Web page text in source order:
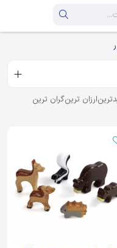
ارزان ترینگران ترین